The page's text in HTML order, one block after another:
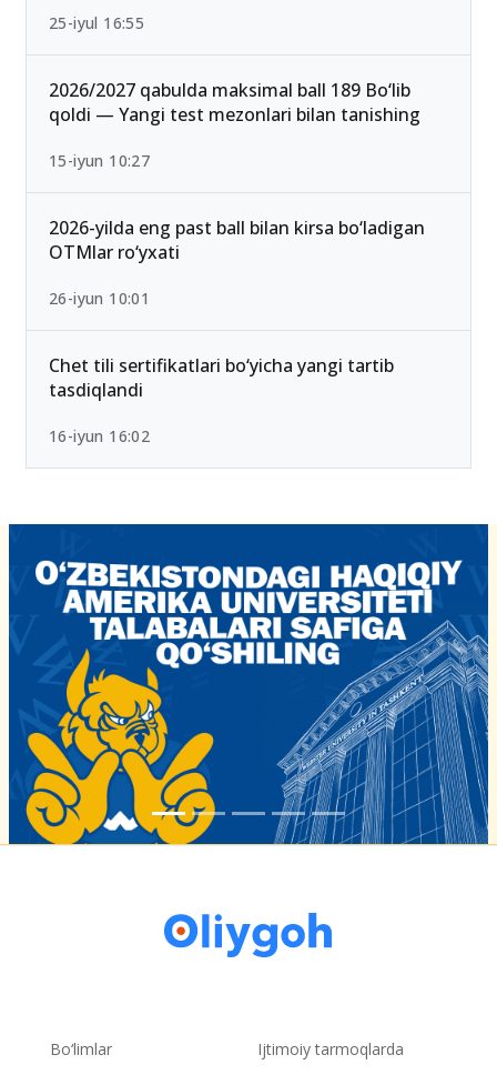
25-iyul 16:55
2026/2027 qabulda maksimal ball 189 Bo‘lib
qoldi — Yangi test mezonlari bilan tanishing
15-iyun 10:27
2026-yilda eng past ball bilan kirsa bo‘ladigan
OTMlar ro‘yxati
26-iyun 10:01
Chet tili sertifikatlari bo‘yicha yangi tartib
tasdiqlandi
16-iyun 16:02
Bo‘limlar Ijtimoiy tarmoqlarda